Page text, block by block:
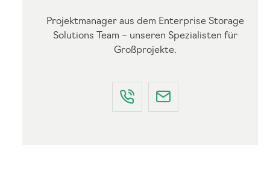
Projektmanager aus dem Enterprise Storage
Solutions Team – unseren Spezialisten für
Großprojekte.